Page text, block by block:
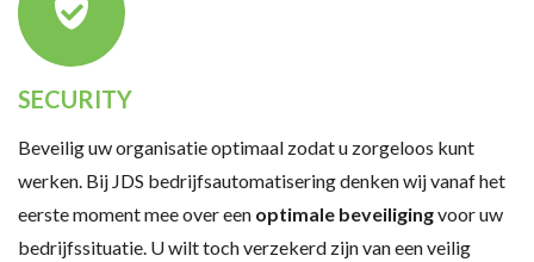
SECURITY
Beveilig uw organisatie optimaal zodat u zorgeloos kunt
werken. Bij JDS bedrijfsautomatisering denken wij vanaf het
eerste moment mee over een optimale beveiligingvoor uw
bedrijfssituatie. U wilt toch verzekerd zijn van een veilig